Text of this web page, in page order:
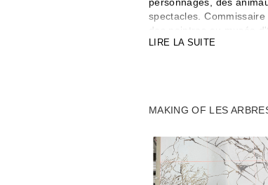
spectacles.
des peintres au musée
présenter une de leurs
peintres de la scène
Thomas Lévy-Lasne a
à une image incarnée.
les autres images. Là
LIRE LA SUITE
MAKING OF LES